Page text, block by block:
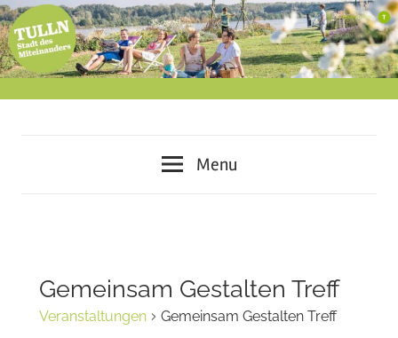
Skip
to
content
des
Miteinanders
gestalten
Menu
Gemeinsam Gestalten Treff
Veranstaltungen Gemeinsam Gestalten Treff